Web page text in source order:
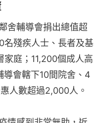
舍輔導會捐出總值超
殘疾人士、長者及基
庭；11,200個成人高
導會轄下10間院舍、4
人數超過2,000人。